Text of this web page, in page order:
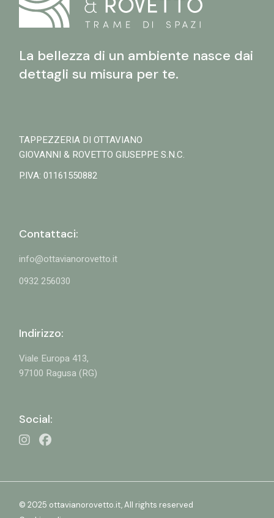
La bellezza di un ambiente nasce dai
dettagli su misura per te.
TAPPEZZERIA DI OTTAVIANO
GIOVANNI & ROVETTO GIUSEPPE S.N.C.
P.IVA: 01161550882
Contattaci:
info@ottavianorovetto.it
0932 256030
Indirizzo:
Viale Europa 413,
97100 Ragusa (RG)
Social:
© 2025 ottavianorovetto.it, All rights reserved